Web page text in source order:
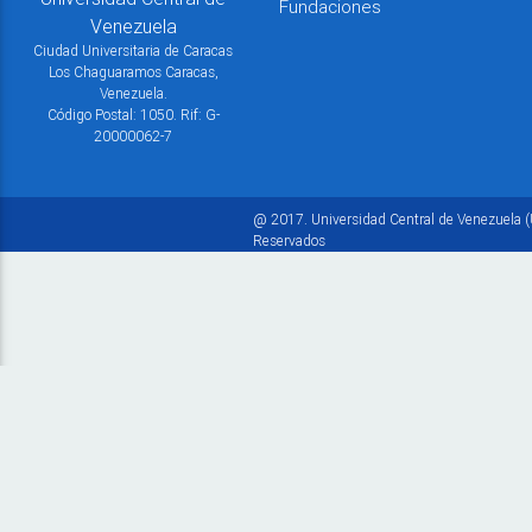
Venezuela
Ciudad Universitaria de Caracas
Los Chaguaramos Caracas,
Venezuela.
Código Postal: 1050. Rif: G-
20000062-7
Fundaciones
@ 2017. Universidad Central de Venezuela
Reservados